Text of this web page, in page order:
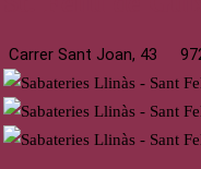
Carrer Sant Joan, 43